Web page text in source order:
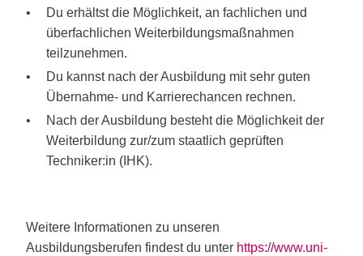
Du erhältst die Möglichkeit, an fachlichen und
überfachlichen Weiterbildungsmaßnahmen
teilzunehmen.
Du kannst nach der Ausbildung mit sehr guten
Übernahme- und Karrierechancen rechnen.
Nach der Ausbildung besteht die Möglichkeit der
Weiterbildung zur/zum staatlich geprüften
Techniker:in (IHK).
Weitere Informationen zu unseren
Ausbildungsberufen findest du unter https://www.uni-